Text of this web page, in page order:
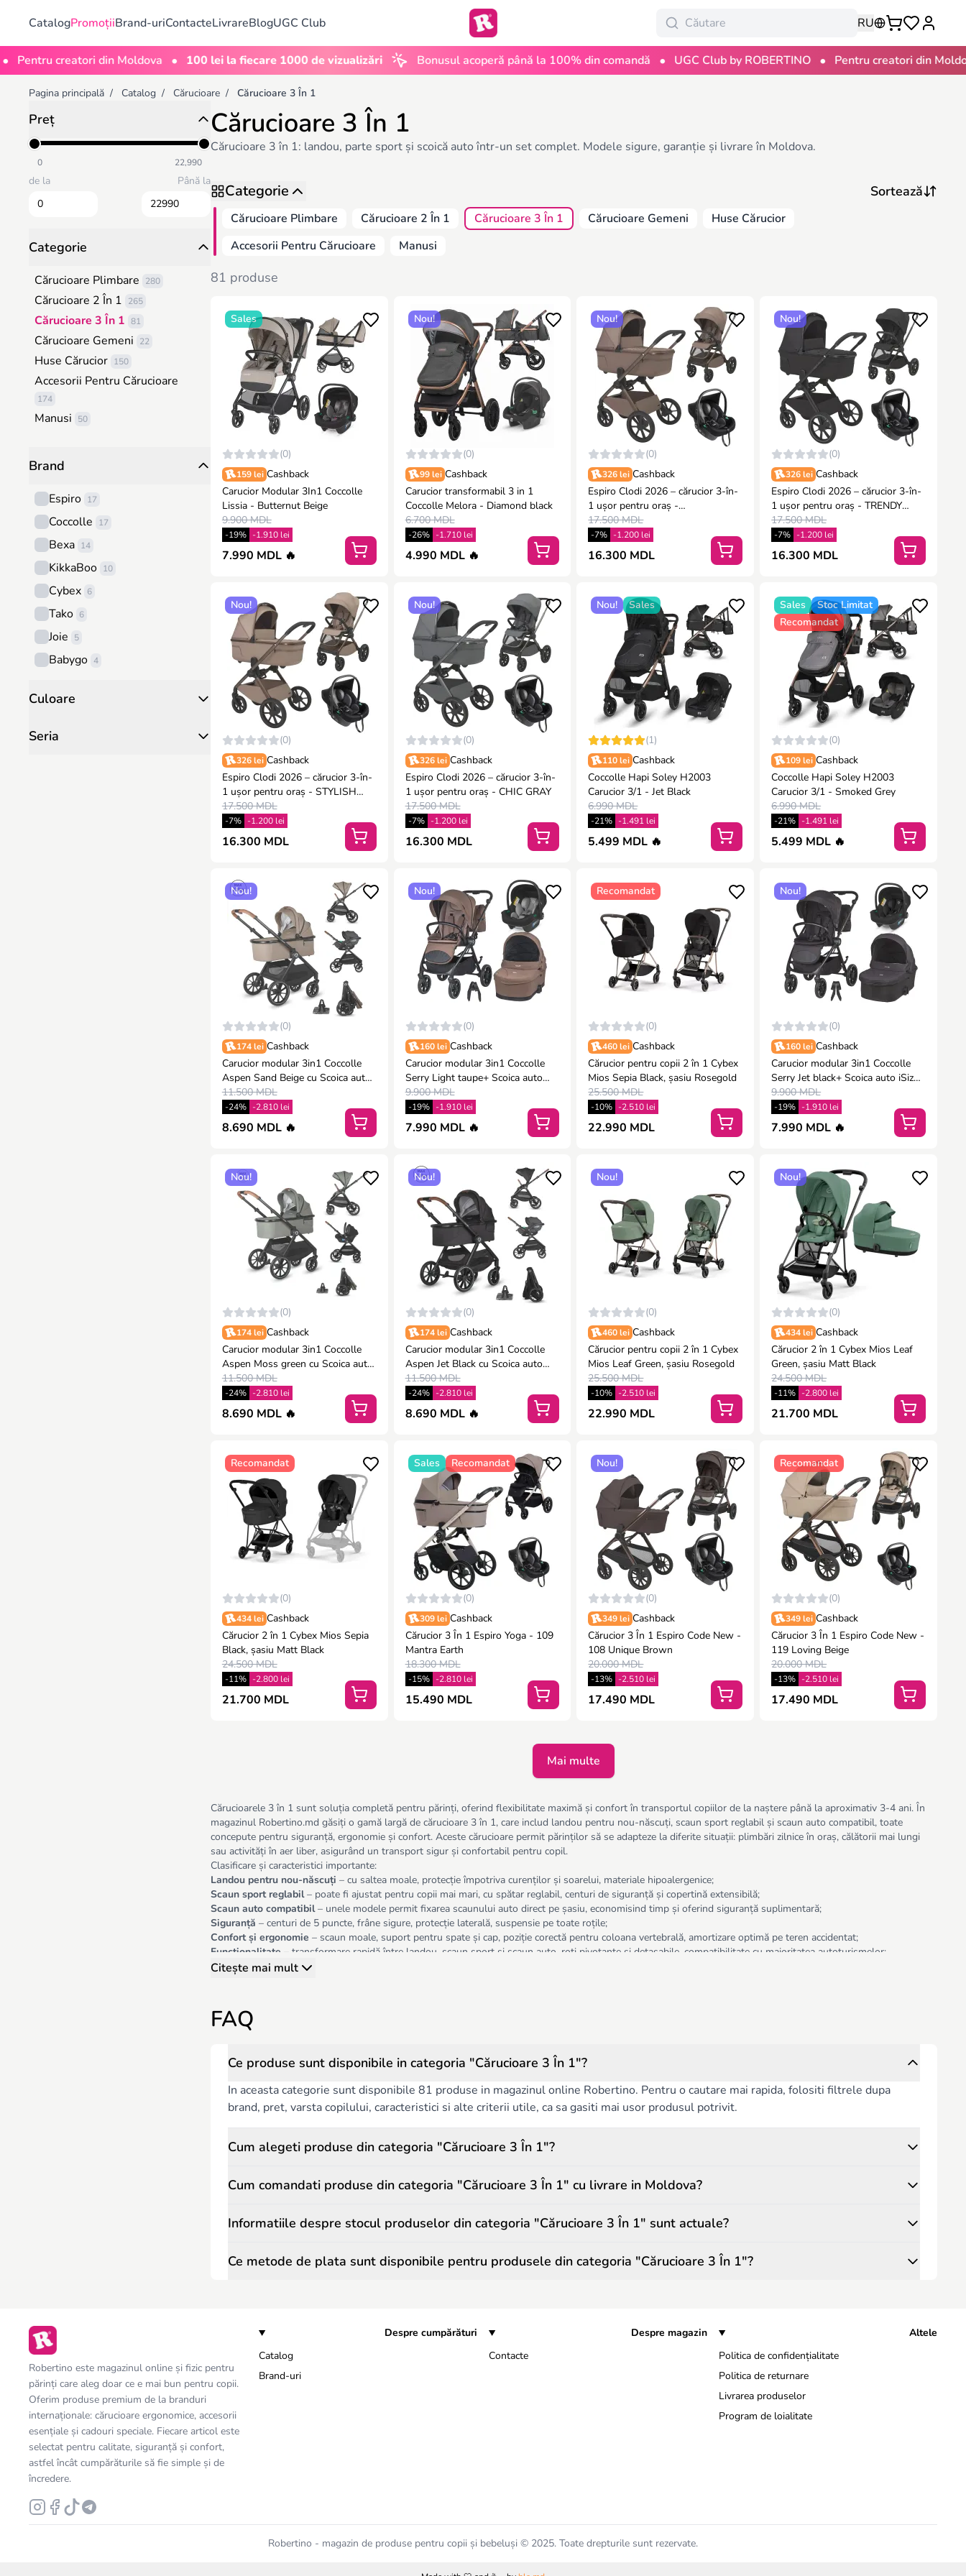
CatalogPromoțiiBrand-uriContacteLivrareBlogUGC Club RU
creatori din Moldova • 100 lei la fiecare 1000 de vizualizări Bonusul acoperă până la 100% din comandă • UGC Club by ROBERTINO • Pentru creatori din Moldova •
Pagina principală / Catalog / Cărucioare / Cărucioare 3 În 1
Preț
0 22,990
de la Până la
Categorie
Cărucioare Plimbare 280
Cărucioare 2 În 1 265
Cărucioare 3 În 1 81
Cărucioare Gemeni 22
Huse Cărucior 150
Accesorii Pentru Cărucioare
174
Manusi 50
Brand
Espiro 17
Coccolle 17
Bexa 14
KikkaBoo 10
Cybex 6
Tako 6
Joie 5
Babygo 4
MONI
Culoare
Seria
Cărucioare 3 În 1
Cărucioare 3 în 1: landou, parte sport și scoică auto într-un set complet. Modele sigure, garanție și livrare în Moldova.
Categorie
Cărucioare Plimbare Cărucioare 2 În 1 Cărucioare 3 În 1 Cărucioare Gemeni
Huse Cărucior
Accesorii Pentru Cărucioare
Manusi
81 produse
Sales
(0)
159 lei Cashback
Carucior Modular 3In1 Coccolle
Lissia - Butternut Beige
9.900 MDL
-19% -1.910 lei
7.990 MDL 🔥
Nou!
(0)
99 lei Cashback
Carucior transformabil 3 in 1
Coccolle Melora - Diamond black
6.700 MDL
-26% -1.710 lei
4.990 MDL 🔥
Nou!
(0)
326 lei Cashback
Espiro Clodi 2026 – cărucior 3-în-
1 ușor pentru oraș -
FASHIONABLE BROWN
17.500 MDL
-7% -1.200 lei
16.300 MDL
Nou!
(0)
326 lei Cashback
Espiro Clodi 2026 – cărucior 3-în-
1 ușor pentru oraș - TRENDY
BLACK
17.500 MDL
-7% -1.200 lei
16.300 MDL
Nou!
(0)
326 lei Cashback
Espiro Clodi 2026 – cărucior 3-în-
1 ușor pentru oraș - STYLISH
BAIGE
17.500 MDL
-7% -1.200 lei
16.300 MDL
Nou!
(0)
326 lei Cashback
Espiro Clodi 2026 – cărucior 3-în-
1 ușor pentru oraș - CHIC GRAY
17.500 MDL
-7% -1.200 lei
16.300 MDL
Nou! Sales
(1)
110 lei Cashback
Coccolle Hapi Soley H2003
Carucior 3/1 - Jet Black
6.990 MDL
-21% -1.491 lei
5.499 MDL 🔥
Sales
Stoc Limitat
Recomandat
(0)
109 lei Cashback
Coccolle Hapi Soley H2003
Carucior 3/1 - Smoked Grey
6.990 MDL
-21% -1.491 lei
5.499 MDL 🔥
Nou!
(0)
174 lei Cashback
Carucior modular 3in1 Coccolle
Aspen Sand Beige cu Scoica auto
iSize Coccolle Rilax Greystone
11.500 MDL
-24% -2.810 lei
8.690 MDL 🔥
Nou!
(0)
160 lei Cashback
Carucior modular 3in1 Coccolle
Serry Light taupe+ Scoica auto
iSize Coccolle Knox Greystone
9.900 MDL
-19% -1.910 lei
7.990 MDL 🔥
Recomandat
(0)
460 lei Cashback
Cărucior pentru copii 2 în 1 Cybex
Mios Sepia Black, șasiu Rosegold
25.500 MDL
-10% -2.510 lei
22.990 MDL
Nou!
(0)
160 lei Cashback
Carucior modular 3in1 Coccolle
Serry Jet black+ Scoica auto iSize
Coccolle Knox Greystone
9.900 MDL
-19% -1.910 lei
7.990 MDL 🔥
Nou!
(0)
174 lei Cashback
Carucior modular 3in1 Coccolle
Aspen Moss green cu Scoica auto
iSize Coccolle Rilax Greystone
11.500 MDL
-24% -2.810 lei
8.690 MDL 🔥
Nou!
(0)
174 lei Cashback
Carucior modular 3in1 Coccolle
Aspen Jet Black cu Scoica auto
iSize Coccolle Rilax Greystone
11.500 MDL
-24% -2.810 lei
8.690 MDL 🔥
Nou!
(0)
460 lei Cashback
Cărucior pentru copii 2 în 1 Cybex
Mios Leaf Green, șasiu Rosegold
25.500 MDL
-10% -2.510 lei
22.990 MDL
Nou!
(0)
434 lei Cashback
Cărucior 2 în 1 Cybex Mios Leaf
Green, șasiu Matt Black
24.500 MDL
-11% -2.800 lei
21.700 MDL
Recomandat
(0)
434 lei Cashback
Cărucior 2 în 1 Cybex Mios Sepia
Black, șasiu Matt Black
24.500 MDL
-11% -2.800 lei
21.700 MDL
Sales Recomandat
(0)
309 lei Cashback
Cărucior 3 În 1 Espiro Yoga - 109
Mantra Earth
18.300 MDL
-15% -2.810 lei
15.490 MDL
Nou!
(0)
349 lei Cashback
Cărucior 3 În 1 Espiro Code New -
108 Unique Brown
20.000 MDL
-13% -2.510 lei
17.490 MDL
Recomandat
(0)
349 lei Cashback
Cărucior 3 În 1 Espiro Code New -
119 Loving Beige
20.000 MDL
-13% -2.510 lei
17.490 MDL
Mai multe
Cărucioarele 3 în 1 sunt soluția completă pentru părinți, oferind flexibilitate maximă și confort în transportul copiilor de la naștere până la aproximativ 3-4 ani. În
magazinul Robertino.md găsiți o gamă largă de cărucioare 3 în 1, care includ landou pentru nou-născuți, scaun sport reglabil și scaun auto compatibil, toate
concepute pentru siguranță, ergonomie și confort. Aceste cărucioare permit părinților să se adapteze la diferite situații: plimbări zilnice în oraș, călătorii mai lungi
sau activități în aer liber, asigurând un transport sigur și confortabil pentru copil.
Clasificare și caracteristici importante:
Landou pentru nou-născuți – cu saltea moale, protecție împotriva curenților și soarelui, materiale hipoalergenice;
Scaun sport reglabil– poate fi ajustat pentru copii mai mari, cu spătar reglabil, centuri de siguranță și copertină extensibilă;
Scaun auto compatibil– unele modele permit fixarea scaunului auto direct pe șasiu, economisind timp și oferind siguranță suplimentară;
Siguranță – centuri de 5 puncte, frâne sigure, protecție laterală, suspensie pe toate roțile;
Confort și ergonomie – scaun moale, suport pentru spate și cap, poziție corectă pentru coloana vertebrală, amortizare optimă pe teren accidentat;
Funcționalitate – transformare rapidă între landou, scaun sport și scaun auto, roți pivotante și detașabile, compatibilitate cu majoritatea autoturismelor;
Accesorii suplimentare
Alegeți modelul în funcție de vârsta și greutatea copilului;
Verificați sistemul de fixare și compatibilitatea cu autoturismul;
Cărucioarele 3 în 1 din magazinul Robertino.md sunt alese cu atenție pentru calitate, durabilitate și siguranță, asigurând părinților liniștea necesară și confortul
Citește mai mult
FAQ
Ce produse sunt disponibile in categoria "Cărucioare 3 În 1"?
In aceasta categorie sunt disponibile 81 produse in magazinul online Robertino. Pentru o cautare mai rapida, folositi filtrele dupa
brand, pret, varsta copilului, caracteristici si alte criterii utile, ca sa gasiti mai usor produsul potrivit.
Cum alegeti produse din categoria "Cărucioare 3 În 1"?
Cum comandati produse din categoria "Cărucioare 3 În 1" cu livrare in Moldova?
Informatiile despre stocul produselor din categoria "Cărucioare 3 În 1" sunt actuale?
Ce metode de plata sunt disponibile pentru produsele din categoria "Cărucioare 3 În 1"?
Despre cumpărături
Catalog
Brand-uri
Despre magazin
Contacte
Altele
Politica de confidențialitate
Politica de returnare
Livrarea produselor
Program de loialitate
Robertino este magazinul online și fizic pentru
părinți care aleg doar ce e mai bun pentru copii.
Oferim produse premium de la branduri
internaționale: cărucioare ergonomice, accesorii
esențiale și cadouri speciale. Fiecare articol este
selectat pentru calitate, siguranță și confort,
astfel încât cumpărăturile să fie simple și de
încredere.
Robertino - magazin de produse pentru copii și bebeluși © 2025. Toate drepturile sunt rezervate.